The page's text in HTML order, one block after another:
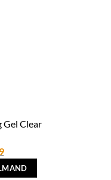
Gel Clear
Huidige
prijs